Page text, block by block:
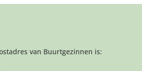
van Buurtgezinnen is: